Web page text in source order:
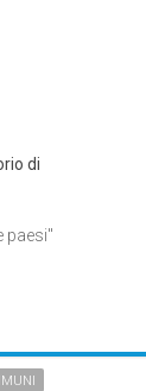
di
paesi"